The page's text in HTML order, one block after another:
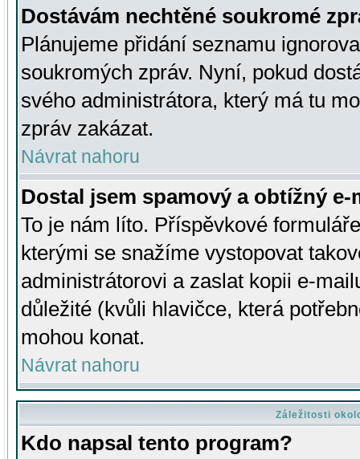
Dostávám nechtěné soukromé
Plánujeme přidání seznamu
soukromých zpráv. Nyní, pokud
svého administrátora, který má tu
zpráv zakázat.
Návrat nahoru
Dostal jsem spamový a obtížný
To je nám líto. Příspěvkové
kterými se snažíme vystopovat
administrátorovi a zaslat kopii e-
důležité (kvůli hlavičce, která
mohou konat.
Návrat nahoru
Záležitosti
Kdo napsal tento program?